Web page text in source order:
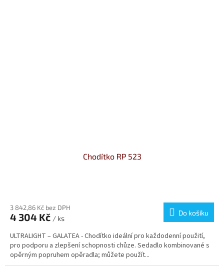
Chodítko RP 523
3 842,86 Kč bez DPH
4 304 Kč / ks
Do košíku
ULTRALIGHT – GALATEA - Chodítko ideální pro každodenní použití,
pro podporu a zlepšení schopnosti chůze. Sedadlo kombinované s
opěrným popruhem opěradla; můžete použít...